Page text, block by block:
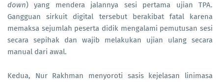
down) yang mendera jalannya sesi pertama ujian TPA.
Gangguan sirkuit digital tersebut berakibat fatal karena
memaksa sejumlah peserta didik mengalami pemutusan sesi
secara sepihak dan wajib melakukan ujian ulang secara
manual dari awal.
Kedua, Nur Rakhman menyoroti sasis kejelasan linimasa